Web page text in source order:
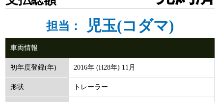
担当： 児玉(コダマ)
車両情報
初年度登録(年) 2016年 (H28年) 11月
形状 トレーラー